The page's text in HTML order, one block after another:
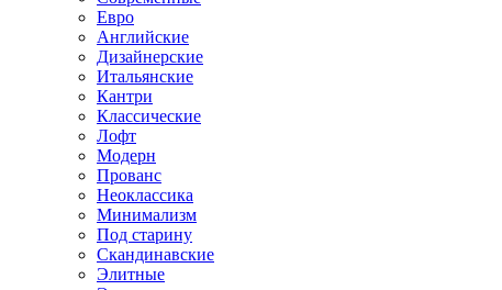
Евро
Английские
Дизайнерские
Итальянские
Кантри
Классические
Лофт
Модерн
Прованс
Неоклассика
Минимализм
Под старину
Скандинавские
Элитные